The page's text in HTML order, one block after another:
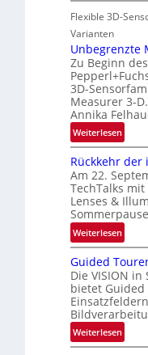
u
d
R
a
u
m
f
a
h
r
t
t
e
c
h
n
i
k
i
o
n
a
t
n
e
r
s
c
h
t
z
w
i
s
c
h
e
n
4
K
Flexible 3D-
Varianten
Unbegrenzte
Zu Beginn
3D-
Measurer 3-
Annika
Weiterlesen:
U
n
b
e
g
r
e
z
t
e
M
ö
g
Rückkehr der
Am 22.
TechTalks
Lenses &
Weiterlesen:
R
ü
c
k
k
e
h
Guided
Die VISION
bietet
Weiterlesen:
G